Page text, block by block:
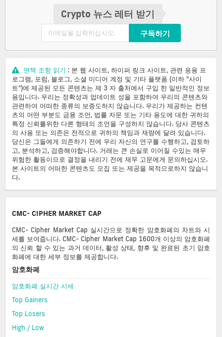
Crypto 뉴스 레터 받기
구독하기
면책 조항 읽기 : 본 웹 사이트, 하이퍼 링크 사이트, 관련 응용 프
로그램, 포럼, 블로그, 소셜 미디어 계정 및 기타 플랫폼 (이하 "사이
트")에 제공된 모든 콘텐츠는 제 3 자 출처에서 구입 한 일반적인 정보
용입니다. 우리는 정확성과 업데이트 성을 포함하여 우리의 콘텐츠와
관련하여 어떠한 종류의 보증도하지 않습니다. 우리가 제공하는 컨텐
츠의 어떤 부분도 금융 조언, 법률 자문 또는 기타 용도에 대한 귀하의
특정 신뢰를위한 다른 형태의 조언을 구성하지 않습니다. 당사 콘텐츠
의 사용 또는 의존은 전적으로 귀하의 책임과 재량에 달려 있습니다.
당신은 그들에게 의존하기 전에 우리 자신의 연구를 수행하고, 검토하
고, 분석하고, 검증해야합니다. 거래는 큰 손실로 이어질 수있는 매우
위험한 활동이므로 결정을 내리기 전에 재무 고문에게 문의하십시오.
본 사이트의 어떠한 콘텐츠도 모집 또는 제공을 목적으로하지 않습니
다.
CMC- CIPHER MARKET CAP
CMC- Cipher Market Cap 실시간으로 정확한 암호화폐의 차트와 시
세를 보여줍니다. CMC- Cipher Market Cap 1600개 이상의 암호화폐
의 신뢰 할 수 있는 과거 데이터, 활성 상태, 향후 및 완료된 초기 암호
화폐에 대한 세부 정보를 제공합니다.
암호화폐
암호화폐 실시간 시세
Top Gainers
Top Losers
High / Low